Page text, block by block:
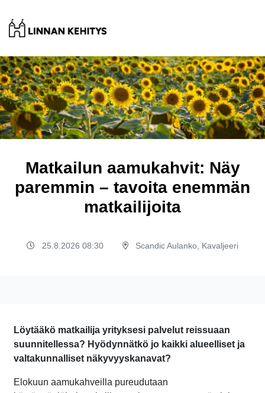
Matkailun aamukahvit: Näy
paremmin – tavoita enemmän
matkailijoita
25.8.2026 08:30 Scandic Aulanko, Kavaljeeri
Löytääkö matkailija yrityksesi palvelut reissuaan
suunnitellessa? Hyödynnätkö jo kaikki alueelliset ja
valtakunnalliset näkyvyyskanavat?
Elokuun aamukahveilla pureudutaan